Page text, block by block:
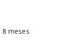
meses